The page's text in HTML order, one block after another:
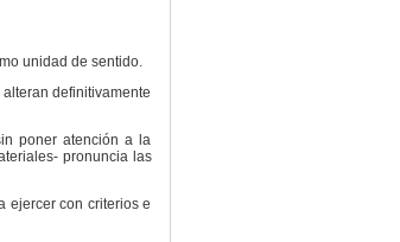
unidad de sentido.
definitivamente
poner atención a la
pronuncia las
ejercer con criterios e